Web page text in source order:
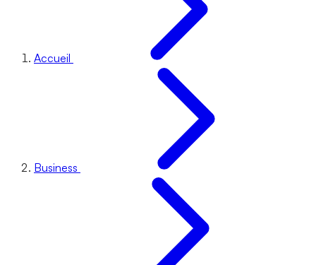
Accueil
Business